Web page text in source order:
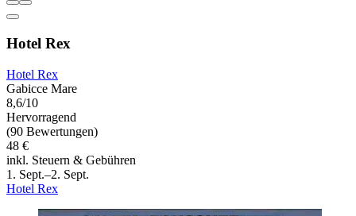
Hotel Rex
Hotel Rex
Gabicce Mare
8,6/10
Hervorragend
(90 Bewertungen)
48 €
inkl. Steuern & Gebühren
1. Sept.–2. Sept.
Hotel Rex